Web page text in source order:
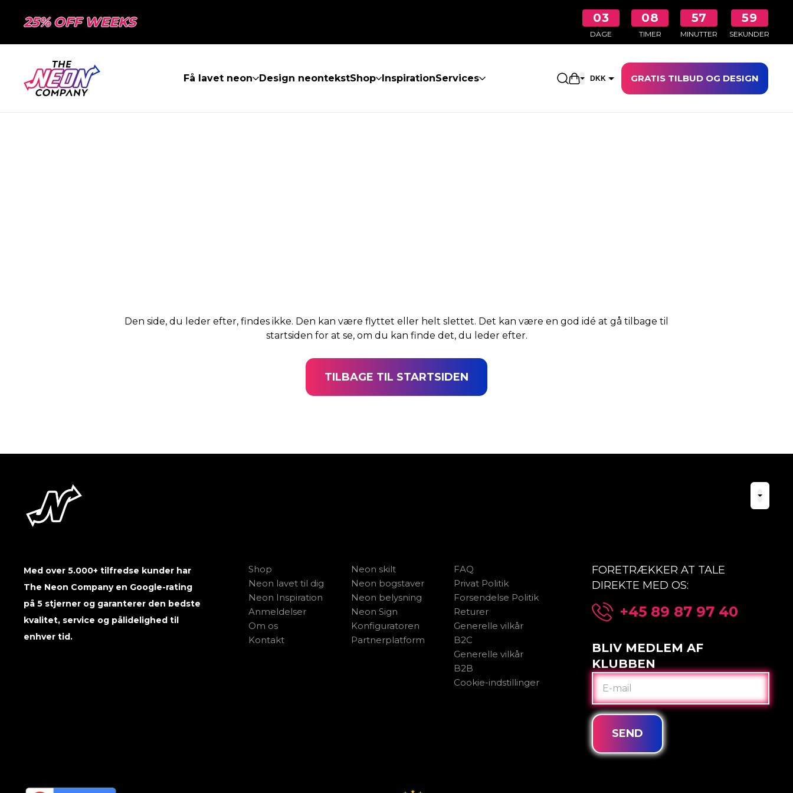
25% OFF WEEKS 03
DAGE
08
TIMER
57
MINUTTER
58
SEKUNDER
Få lavet neon Design neontekstShop InspirationServices Åbn indkøbskurven
DKK GRATIS TILBUD OG DESIGN
Den side, du leder efter, findes ikke. Den kan være flyttet eller helt slettet. Det kan være en god idé at gå tilbage til
startsiden for at se, om du kan finde det, du leder efter.
TILBAGE TIL STARTSIDEN
Med over 5.000+ tilfredse kunder har
The Neon Company en Google-rating
på 5 stjerner og garanterer den bedste
kvalitet, service og pålidelighed til
enhver tid.
Shop
Neon lavet til dig
Neon Inspiration
Anmeldelser
Om os
Kontakt
Neon skilt
Neon bogstaver
Neon belysning
Neon Sign
Konfiguratoren
Partnerplatform
FAQ
Privat Politik
Forsendelse Politik
Returer
Generelle vilkår
B2C
Generelle vilkår
B2B
Cookie-indstillinger
FORETRÆKKER AT TALE
DIREKTE MED OS:
+45 89 87 97 40
BLIV MEDLEM AF
KLUBBEN
E-
MAIL
SEND